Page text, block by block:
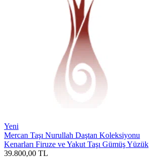
Yeni
Mercan Taşı Nurullah Daştan Koleksiyonu
Kenarları Firuze ve Yakut Taşı Gümüş Yüzük
39.800,00 TL